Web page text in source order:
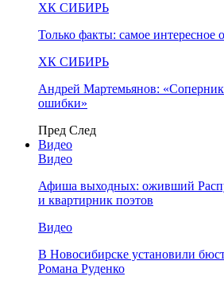
ХК СИБИРЬ
Только факты: самое интересное
ХК СИБИРЬ
Андрей Мартемьянов: «Соперник
ошибки»
Пред След
Видео
Видео
Афиша выходных: оживший
и квартирник поэтов
Видео
В Новосибирске установили
Романа Руденко